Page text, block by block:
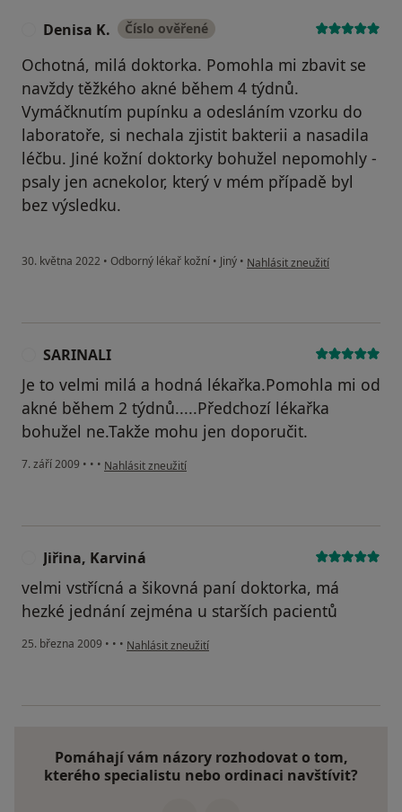
Denisa K. Číslo ověřené
Ochotná, milá doktorka. Pomohla mi zbavit se
navždy těžkého akné během 4 týdnů.
Vymáčknutím pupínku a odesláním vzorku do
laboratoře, si nechala zjistit bakterii a nasadila
léčbu. Jiné kožní doktorky bohužel nepomohly -
psaly jen acnekolor, který v mém případě byl
bez výsledku.
30. května 2022 • Odborný lékař kožní • Jiný • podle názoru uživatele Denisa
Nahlásit zneužití
SARINALI
Je to velmi milá a hodná lékařka.Pomohla mi od
akné během 2 týdnů.....Předchozí lékařka
bohužel ne.Takže mohu jen doporučit.
7. září 2009 • • • podle názoru uživatele SARINALI
Nahlásit zneužití
Jiřina, Karviná
velmi vstřícná a šikovná paní doktorka, má
hezké jednání zejména u starších pacientů
25. března 2009 • • • podle názoru uživatele Jiřina, Karviná
Nahlásit zneužití
Pomáhají vám názory rozhodovat o tom,
kterého specialistu nebo ordinaci navštívit?